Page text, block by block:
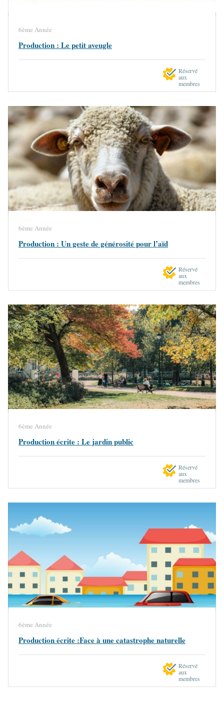
6ème Année
Production : Le petit aveugle
Réservé
aux
membres
6ème Année
Production : Un geste de générosité pour l’aïd
Réservé
aux
membres
6ème Année
Production écrite : Le jardin public
Réservé
aux
membres
6ème Année
Production écrite :Face à une catastrophe naturelle
Réservé
aux
membres